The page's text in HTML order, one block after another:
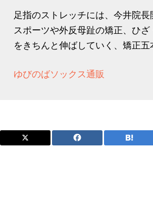
足指のストレッチには、今井院
スポーツや外反母趾の矯正、ひ
をきちんと伸ばしていく、矯正
ゆびのばソックス通販